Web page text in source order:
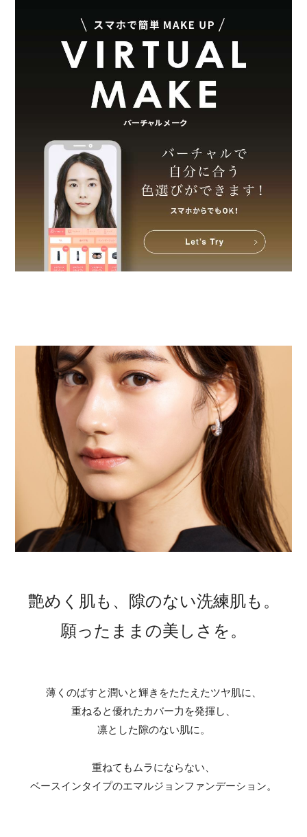
艶めく肌も、 隙のない洗練肌も。
願ったままの美しさを。
薄くのばすと潤いと輝きをたたえたツヤ肌に、
重ねると優れたカバー力を発揮し、
凛とした隙のない肌に。
重ねてもムラにならない、
ベースインタイプのエマルジョンファンデーション。